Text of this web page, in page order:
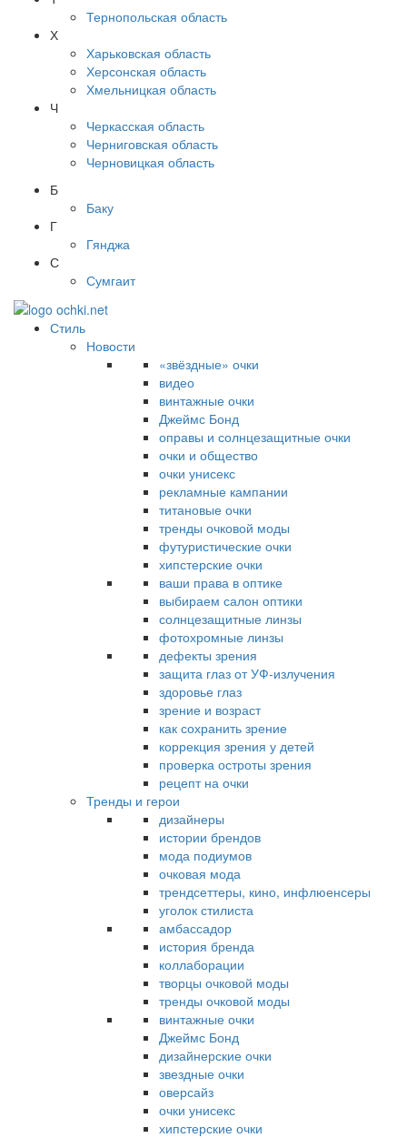
Тернопольская область
Х
Харьковская область
Херсонская область
Хмельницкая область
Ч
Черкасская область
Черниговская область
Черновицкая область
Б
Баку
Г
Гянджа
С
Сумгаит
Стиль
Новости
«звёздные» очки
видео
винтажные очки
Джеймс Бонд
оправы и солнцезащитные очки
очки и общество
очки унисекс
рекламные кампании
титановые очки
тренды очковой моды
футуристические очки
хипстерские очки
ваши права в оптике
выбираем салон оптики
солнцезащитные линзы
фотохромные линзы
дефекты зрения
защита глаз от УФ-излучения
здоровье глаз
зрение и возраст
как сохранить зрение
коррекция зрения у детей
проверка остроты зрения
рецепт на очки
Тренды и герои
дизайнеры
истории брендов
мода подиумов
очковая мода
трендсеттеры, кино, инфлюенсеры
уголок стилиста
амбассадор
история бренда
коллаборации
творцы очковой моды
тренды очковой моды
винтажные очки
Джеймс Бонд
дизайнерские очки
звездные очки
оверсайз
очки унисекс
хипстерские очки